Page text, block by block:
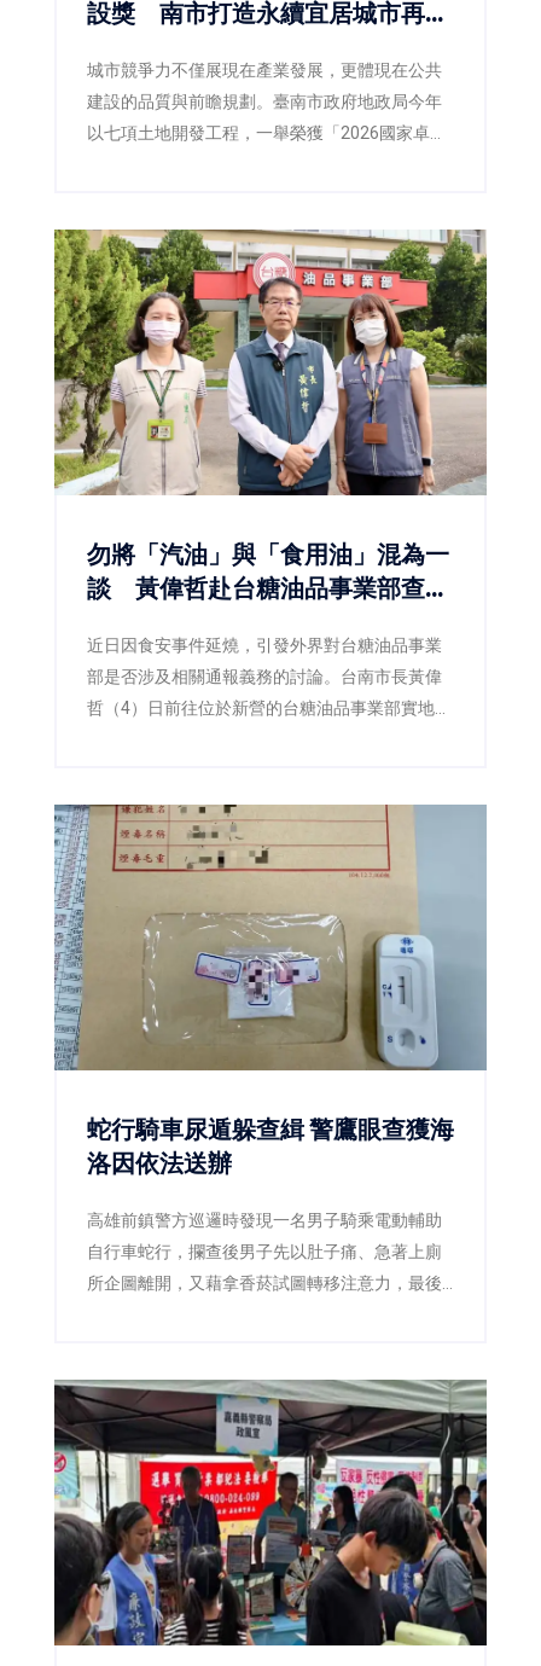
設獎 南市打造永續宜居城市再獲
城市競爭力不僅展現在產業發展，更體現在公共
建設的品質與前瞻規劃。臺南市政府地政局今年
以七項土地開發工程，一舉榮獲「2026國家卓越
不僅展現臺南在土地開發、都市設計與工程品質
上的卓越成果，也反映市府持續推動宜居城市、
韌性城市與永續發展的具體成效。
勿將「汽油」與「食用油」混為一
談 黃偉哲赴台糖油品事業部查
近日因食安事件延燒，引發外界對台糖油品事業
部是否涉及相關通報義務的討論。台南市長黃偉
哲（4）日前往位於新營的台糖油品事業部實地訪
常食用油品並無關聯，現場也再次釐清「此油非
彼油」，避免錯誤資訊持續擴散。
蛇行騎車尿遁躲查緝 警鷹眼查獲海
洛因依法送辦
高雄前鎮警方巡邏時發現一名男子騎乘電動輔助
自行車蛇行，攔查後男子先以肚子痛、急著上廁
所企圖離開，又藉拿香菸試圖轉移注意力，最後